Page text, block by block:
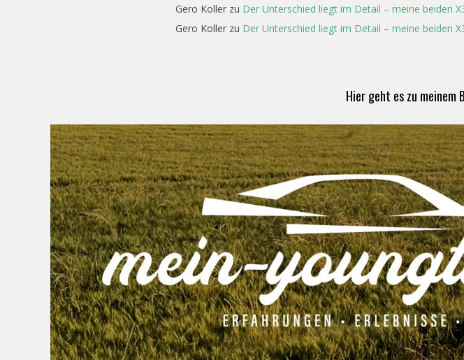
Gero Kollerzu Der Unterschied liegt im Detail – meine beiden
Gero Kollerzu Der Unterschied liegt im Detail – meine beiden
Hier geht es zu meinem